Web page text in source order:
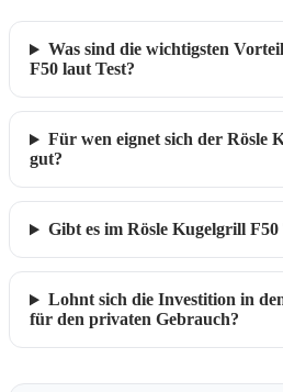
Was sind die wichtigsten
F50 laut Test?
Für wen eignet sich der Rösle
gut?
Gibt es im Rösle Kugelgrill F50
Lohnt sich die Investition in
für den privaten Gebrauch?